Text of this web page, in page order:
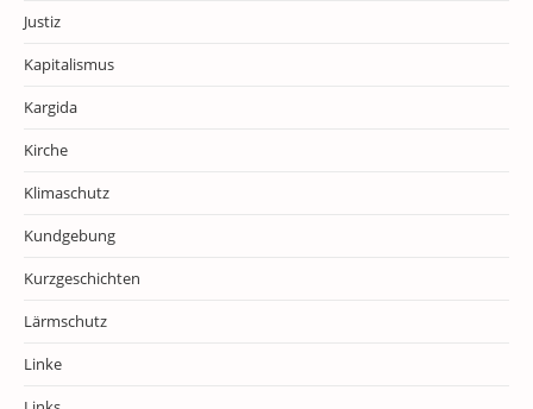
Justiz
Kapitalismus
Kargida
Kirche
Klimaschutz
Kundgebung
Kurzgeschichten
Lärmschutz
Linke